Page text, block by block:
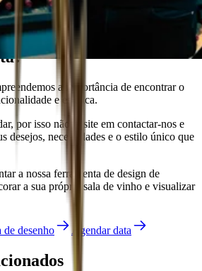
de armazenamento
a importância de encontrar o
e estética.
por isso não hesite em contactar-nos e
desejos, necessidades e o estilo único que
a nossa ferramenta de design de
a sua própria sala de vinho e visualizar
desenho Agendar data